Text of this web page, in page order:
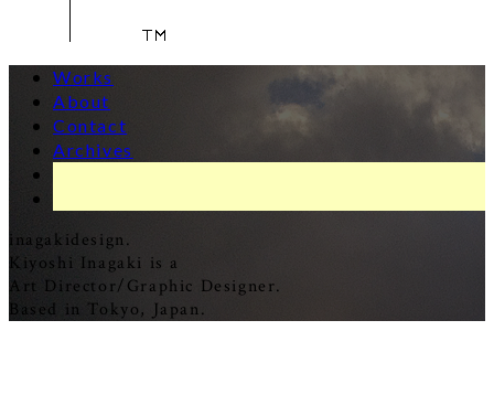
Works
About
Contact
Archives
inagakidesign.
Kiyoshi Inagaki is a
Art Director/Graphic Designer.
Based in Tokyo, Japan.